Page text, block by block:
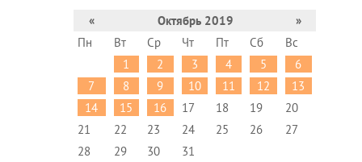
« Октябрь 2019
»
Пн
Вт Ср Чт Пт Сб
Вс
1
2 3 4 5
6
7
8 9 10 11 12
13
14
15 16 17 18 19
20
21
22 23 24 25 26
27
28
29 30 31